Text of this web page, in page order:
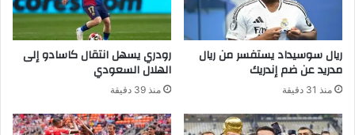
ريال سوسيداد يستفسر من ريال
مدريد عن ضم إندريك
منذ 31 دقيقة
رودري يسهل انتقال كاسادو إلى
الهلال السعودي
منذ 39 دقيقة